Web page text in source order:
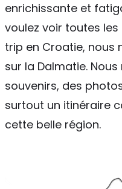
enrichissante et
voulez voir toutes
trip en Croatie, nous
sur la Dalmatie.
souvenirs, des
surtout un itinéraire
cette belle région.